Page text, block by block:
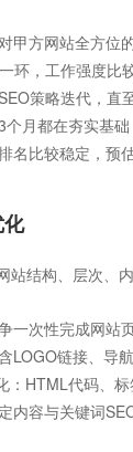
甲方网站全方位
环，工作强度比
策略迭代，直
个月都在夯实基
名比较稳定，预
站结构、层次、
一次性完成网站
LOGO链接、导
：HTML代码、
内容与关键词